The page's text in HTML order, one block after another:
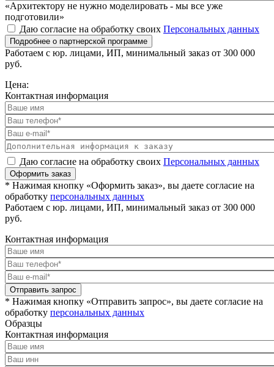
«Архитектору не нужно моделировать - мы все уже
подготовили»
Даю согласие на обработку своих Персональных данных
Подробнее о партнерской программе
Работаем с юр. лицами, ИП, минимальный заказ от 300 000
руб.
Цена:
Контактная информация
Даю согласие на обработку своих Персональных данных
Оформить заказ
* Нажимая кнопку «Оформить заказ», вы даете согласие на
обработку персональных данных
Работаем с юр. лицами, ИП, минимальный заказ от 300 000
руб.
Контактная информация
Отправить запрос
* Нажимая кнопку «Отправить запрос», вы даете согласие на
обработку персональных данных
Образцы
Контактная информация